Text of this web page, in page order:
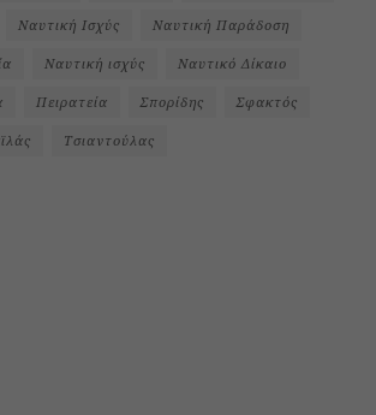
Ναυτική Ισχύς Ναυτική Παράδοση
Ναυτική ισχύς Ναυτικό Δίκαιο
Πειρατεία Σπορίδης Σφακτός
Τσιαντούλας